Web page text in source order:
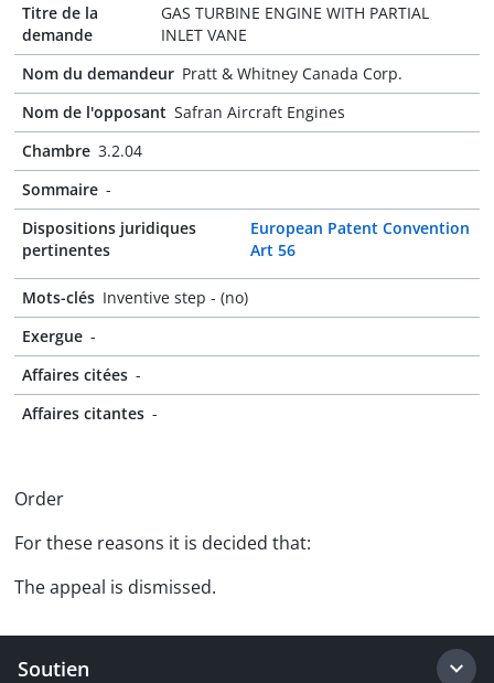
Titre de la
demande
GAS TURBINE ENGINE WITH PARTIAL
INLET VANE
Nom du demandeur Pratt & Whitney Canada Corp.
Nom de l'opposant Safran Aircraft Engines
Chambre 3.2.04
Sommaire -
Dispositions juridiques
pertinentes
European Patent Convention
Art 56
Mots-clés Inventive step - (no)
Exergue -
Affaires citées -
Affaires citantes -
Order
For these reasons it is decided that:
The appeal is dismissed.
Soutien